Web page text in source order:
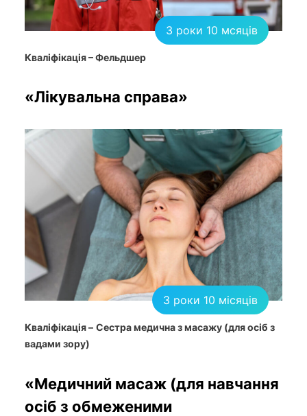
3 роки 10 мсяців
Кваліфікація – Фельдшер
«Лікувальна справа»
3 роки 10 місяців
Кваліфікація – Сестра медична з масажу (для осіб з
вадами зору)
«Медичний масаж (для навчання
осіб з обмеженими